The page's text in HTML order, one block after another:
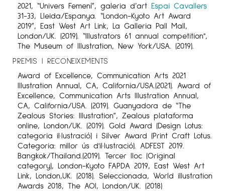
2021, “Univers Femení”, galeria d’art Espai Cavallers
31-33, Lleida/Espanya. “London-Kyoto Art Award
2019”, East West Art Link, La Galleria Pall Mall,
London/UK. (2019). “Illustrators 61 annual competition",
The Museum of Illustration, New York/USA. (2019).
PREMIS I RECONEIXEMENTS
Award of Excellence, Communication Arts 2021
Illustration Annual, CA, California/USA.(2021). Award of
Excellence, Communication Arts Illustration Annual,
CA, California/USA. (2019). Guanyadora de “The
Zealous Stories: Illustration”, Zealous plataforma
online, London/UK. (2019). Gold Award (Design Lotus:
categoria il·lustració) i Silver Award (Print Craft Lotus.
Categoria: millor ús d'il·lustració). ADFEST 2019.
Bangkok/Thailand.(2019). Tercer lloc (Original
category), London-Kyoto FAPDA 2019, East West Art
Link, London,UK. (2018). Seleccionada, World illustration
Awards 2018, The AOI, London/UK. (2018)